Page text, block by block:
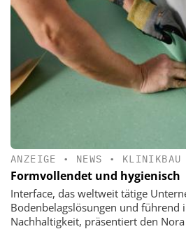
ANZEIGE • NEWS • KLINIKBAU
Formvollendet und hygienisch
Interface, das weltweit tätige
Bodenbelagslösungen und führend
Nachhaltigkeit, präsentiert den